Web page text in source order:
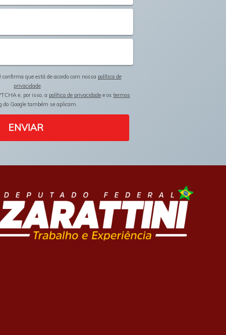
que está de acordo com nossa política de
privacidade
e, por isso, a política de privacidadee os termos
do Google também se aplicam.
ENVIAR